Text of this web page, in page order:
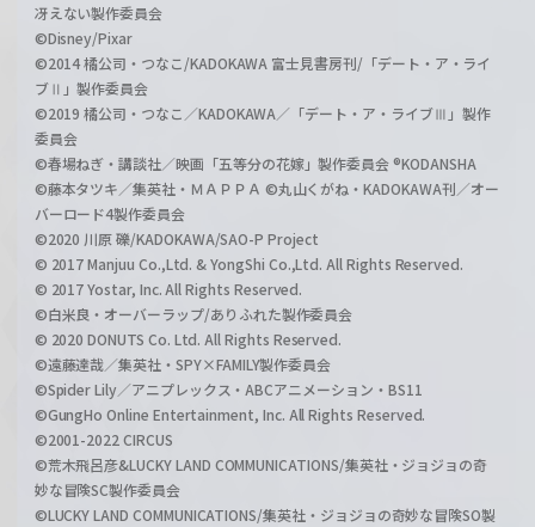
冴えない製作委員会
©Disney/Pixar
©2014 橘公司・つなこ/KADOKAWA 富士見書房刊/「デート・ア・ライ
ブⅡ」製作委員会
©2019 橘公司・つなこ／KADOKAWA／「デート・ア・ライブⅢ」製作
委員会
©春場ねぎ・講談社／映画「五等分の花嫁」製作委員会 ®KODANSHA
©藤本タツキ／集英社・ＭＡＰＰＡ ©丸山くがね・KADOKAWA刊／オー
バーロード4製作委員会
©2020 川原 礫/KADOKAWA/SAO-P Project
© 2017 Manjuu Co.,Ltd. & YongShi Co.,Ltd. All Rights Reserved.
© 2017 Yostar, Inc. All Rights Reserved.
©白米良・オーバーラップ/ありふれた製作委員会
© 2020 DONUTS Co. Ltd. All Rights Reserved.
©遠藤達哉／集英社・SPY×FAMILY製作委員会
©Spider Lily／アニプレックス・ABCアニメーション・BS11
©GungHo Online Entertainment, Inc. All Rights Reserved.
©2001-2022 CIRCUS
©荒木飛呂彦&LUCKY LAND COMMUNICATIONS/集英社・ジョジョの奇
妙な冒険SC製作委員会
©LUCKY LAND COMMUNICATIONS/集英社・ジョジョの奇妙な冒険SO製